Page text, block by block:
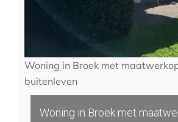
Woning in Broek met
buitenleven
Woning in Broek met